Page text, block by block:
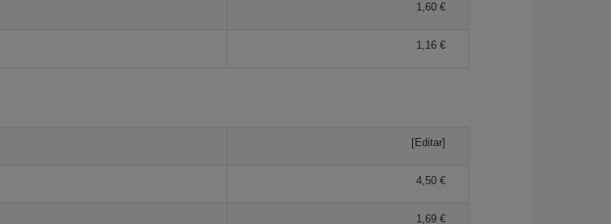
1,60 €
1,16 €
[Editar]
4,50 €
1,69 €